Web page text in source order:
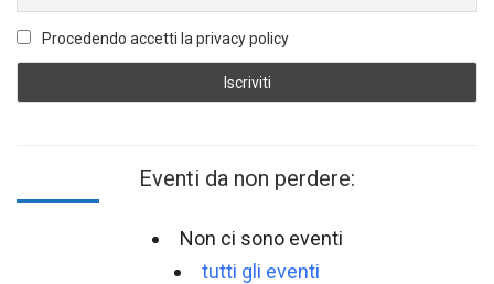
Procedendo accetti la privacy policy
Eventi da non perdere:
Non ci sono eventi
tutti gli eventi